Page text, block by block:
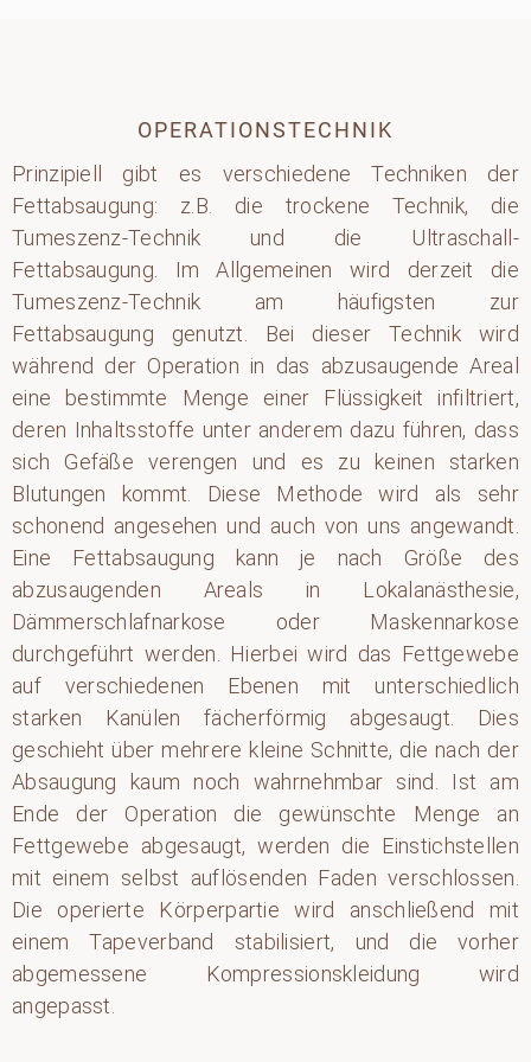
OPERATIONSTECHNIK
Prinzipiell gibt es verschiedene Techniken der
Fettabsaugung: z.B. die trockene Technik, die
Tumeszenz-Technik und die Ultraschall-
Fettabsaugung. Im Allgemeinen wird derzeit die
Tumeszenz-Technik am häufigsten zur
Fettabsaugung genutzt. Bei dieser Technik wird
während der Operation in das abzusaugende Areal
eine bestimmte Menge einer Flüssigkeit infiltriert,
deren Inhaltsstoffe unter anderem dazu führen, dass
sich Gefäße verengen und es zu keinen starken
Blutungen kommt. Diese Methode wird als sehr
schonend angesehen und auch von uns angewandt.
Eine Fettabsaugung kann je nach Größe des
abzusaugenden Areals in Lokalanästhesie,
Dämmerschlafnarkose oder Maskennarkose
durchgeführt werden. Hierbei wird das Fettgewebe
auf verschiedenen Ebenen mit unterschiedlich
starken Kanülen fächerförmig abgesaugt. Dies
geschieht über mehrere kleine Schnitte, die nach der
Absaugung kaum noch wahrnehmbar sind. Ist am
Ende der Operation die gewünschte Menge an
Fettgewebe abgesaugt, werden die Einstichstellen
mit einem selbst auflösenden Faden verschlossen.
Die operierte Körperpartie wird anschließend mit
einem Tapeverband stabilisiert, und die vorher
abgemessene Kompressionskleidung wird
angepasst.